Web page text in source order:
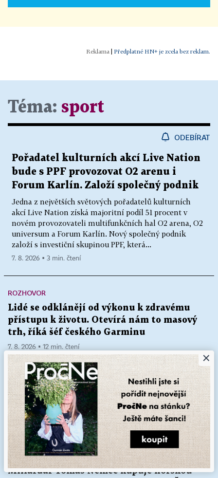
| Předplatné HN+ je zcela bez reklam.
Téma: sport
ODEBÍRAT
Pořadatel kulturních akcí Live Nation
bude s PPF provozovat O2 arenu i
Forum Karlín. Založí společný podnik
Jedna z největších světových pořadatelů kulturních
akcí Live Nation získá majoritní podíl 51 procent v
novém provozovateli multifunkčních hal O2 arena, O2
universum a Forum Karlín. Nový společný podnik
založí s investiční skupinou PPF, která...
7. 8. 2026 ▪ 3 min. čtení
ROZHOVOR
Lidé se odklánějí od výkonu k zdravému
přístupu k životu. Otevírá nám to masový
trh, říká šéf českého Garminu
7. 8. 2026 ▪ 12 min. čtení
VELKÉ ČTENÍ
Ve stáří není důležité, kolik zvednete na
bench pressu. Cvičení venku a s vlastní
vahou je trendem. Jaké jsou jeho benefity?
7. 8. 2026 ▪ 17 min. čtení
Miliardář Tomáš Němec kupuje norskou
×